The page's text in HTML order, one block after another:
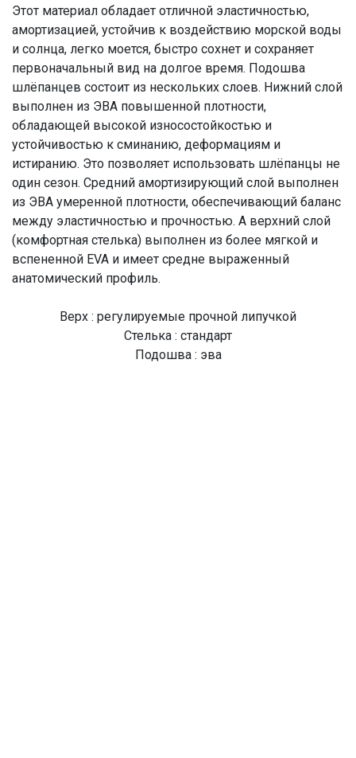
Этот материал обладает отличной эластичностью,
амортизацией, устойчив к воздействию морской воды
и солнца, легко моется, быстро сохнет и сохраняет
первоначальный вид на долгое время. Подошва
шлёпанцев состоит из нескольких слоев. Нижний слой
выполнен из ЭВА повышенной плотности,
обладающей высокой износостойкостью и
устойчивостью к сминанию, деформациям и
истиранию. Это позволяет использовать шлёпанцы не
один сезон. Средний амортизирующий слой выполнен
из ЭВА умеренной плотности, обеспечивающий баланс
между эластичностью и прочностью. А верхний слой
(комфортная стелька) выполнен из более мягкой и
вспененной EVA и имеет средне выраженный
анатомический профиль.
Верх : регулируемые прочной липучкой
Стелька : стандарт
Подошва : эва